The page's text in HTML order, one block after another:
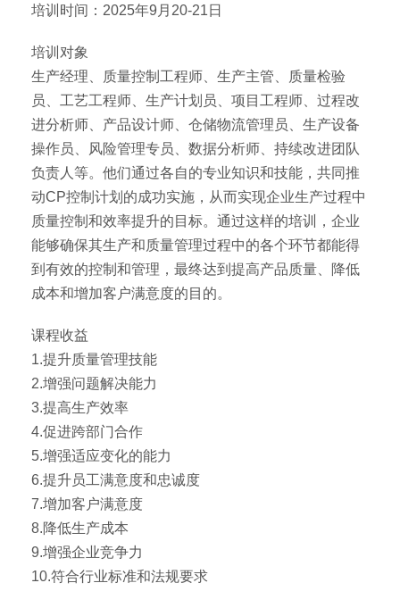
培训时间：2025年9月20-21日
培训对象
生产经理、质量控制工程师、生产主管、质量检验
员、工艺工程师、生产计划员、项目工程师、过程改
进分析师、产品设计师、仓储物流管理员、生产设备
操作员、风险管理专员、数据分析师、持续改进团队
负责人等。他们通过各自的专业知识和技能，共同推
动CP控制计划的成功实施，从而实现企业生产过程中
质量控制和效率提升的目标。通过这样的培训，企业
能够确保其生产和质量管理过程中的各个环节都能得
到有效的控制和管理，最终达到提高产品质量、降低
成本和增加客户满意度的目的。
课程收益
1.提升质量管理技能
2.增强问题解决能力
3.提高生产效率
4.促进跨部门合作
5.增强适应变化的能力
6.提升员工满意度和忠诚度
7.增加客户满意度
8.降低生产成本
9.增强企业竞争力
10.符合行业标准和法规要求